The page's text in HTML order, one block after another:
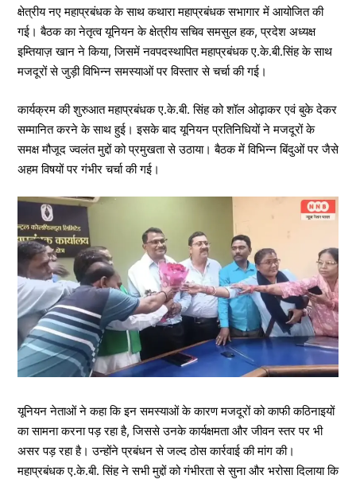
क्षेत्रीय नए महाप्रबंधक के साथ कथारा महाप्रबंधक सभागार में आयोजित की
गई। बैठक का नेतृत्व यूनियन के क्षेत्रीय सचिव समसुल हक, प्रदेश अध्यक्ष
इम्तियाज़ खान ने किया, जिसमें नवपदस्थापित महाप्रबंधक ए.के.बी.सिंह के साथ
मजदूरों से जुड़ी विभिन्न समस्याओं पर विस्तार से चर्चा की गई।
कार्यक्रम की शुरुआत महाप्रबंधक ए.के.बी. सिंह को शॉल ओढ़ाकर एवं बुके देकर
सम्मानित करने के साथ हुई। इसके बाद यूनियन प्रतिनिधियों ने मजदूरों के
समक्ष मौजूद ज्वलंत मुद्दों को प्रमुखता से उठाया। बैठक में विभिन्न बिंदुओं पर जैसे
अहम विषयों पर गंभीर चर्चा की गई।
यूनियन नेताओं ने कहा कि इन समस्याओं के कारण मजदूरों को काफी कठिनाइयों
का सामना करना पड़ रहा है, जिससे उनके कार्यक्षमता और जीवन स्तर पर भी
असर पड़ रहा है। उन्होंने प्रबंधन से जल्द ठोस कार्रवाई की मांग की।
महाप्रबंधक ए.के.बी. सिंह ने सभी मुद्दों को गंभीरता से सुना और भरोसा दिलाया कि